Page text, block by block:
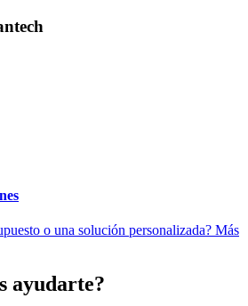
o una solución personalizada? Más
ayudarte?